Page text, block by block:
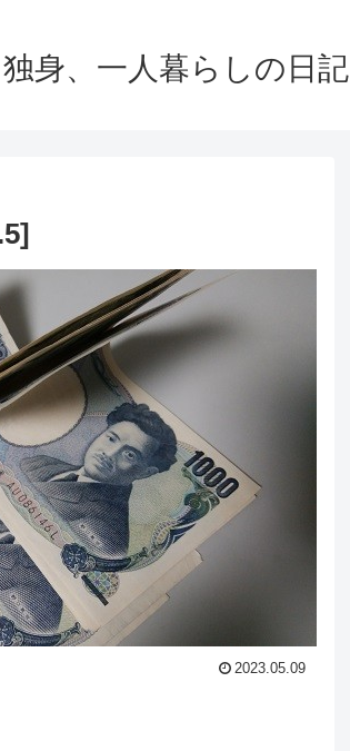
独身、一人暮らしの日記
2023.05.09